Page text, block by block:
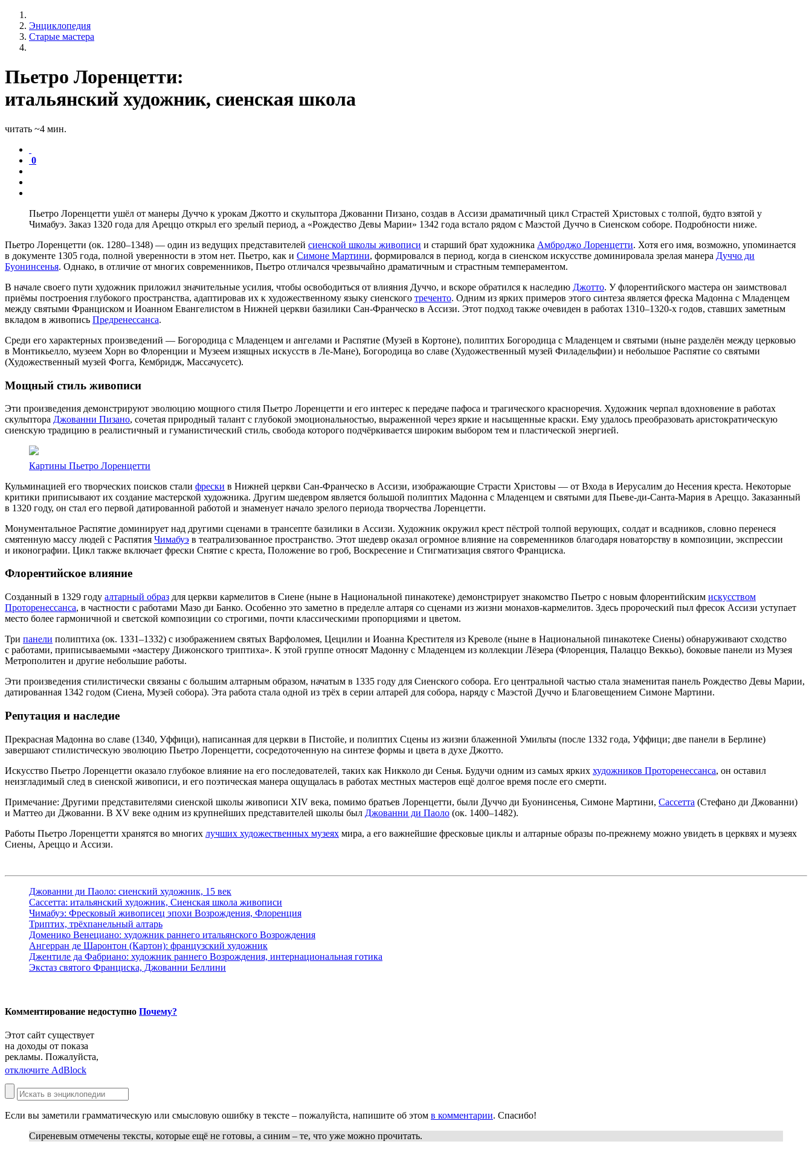
Энциклопедия
Старые мастера
Пьетро Лоренцетти:
итальянский художник, сиенская школа
читать ~4 мин.
0
Пьетро Лоренцетти ушёл от манеры Дуччо к урокам Джотто и скульптора Джованни Пизано, создав в Ассизи драматичный цикл Страстей Христовых с толпой, будто взятой у
Чимабуэ. Заказ 1320 года для Ареццо открыл его зрелый период, а «Рождество Девы Марии» 1342 года встало рядом с Маэстой Дуччо в Сиенском соборе. Подробности ниже.
Пьетро Лоренцетти (ок. 1280–1348) — один из ведущих представителей сиенской школы живописи и старший брат художника Амброджо Лоренцетти. Хотя его имя, возможно, упоминается
в документе 1305 года, полной уверенности в этом нет. Пьетро, как и Симоне Мартини, формировался в период, когда в сиенском искусстве доминировала зрелая манера Дуччо ди
Буонинсенья. Однако, в отличие от многих современников, Пьетро отличался чрезвычайно драматичным и страстным темпераментом.
В начале своего пути художник приложил значительные усилия, чтобы освободиться от влияния Дуччо, и вскоре обратился к наследию Джотто. У флорентийского мастера он заимствовал
приёмы построения глубокого пространства, адаптировав их к художественному языку сиенского треченто. Одним из ярких примеров этого синтеза является фреска Мадонна с Младенцем
между святыми Франциском и Иоанном Евангелистом в Нижней церкви базилики Сан-Франческо в Ассизи. Этот подход также очевиден в работах 1310–1320-х годов, ставших заметным
вкладом в живопись Предренессанса.
Среди его характерных произведений — Богородица с Младенцем и ангелами и Распятие (Музей в Кортоне), полиптих Богородица с Младенцем и святыми (ныне разделён между церковью
в Монтикьелло, музеем Хорн во Флоренции и Музеем изящных искусств в Ле-Мане), Богородица во славе (Художественный музей Филадельфии) и небольшое Распятие со святыми
(Художественный музей Фогга, Кембридж, Массачусетс).
Мощный стиль живописи
Эти произведения демонстрируют эволюцию мощного стиля Пьетро Лоренцетти и его интерес к передаче пафоса и трагического красноречия. Художник черпал вдохновение в работах
скульптора Джованни Пизано, сочетая природный талант с глубокой эмоциональностью, выраженной через яркие и насыщенные краски. Ему удалось преобразовать аристократическую
сиенскую традицию в реалистичный и гуманистический стиль, свобода которого подчёркивается широким выбором тем и пластической энергией.
Картины Пьетро Лоренцетти
Кульминацией его творческих поисков стали фрески в Нижней церкви Сан-Франческо в Ассизи, изображающие Страсти Христовы — от Входа в Иерусалим до Несения креста. Некоторые
критики приписывают их создание мастерской художника. Другим шедевром является большой полиптих Мадонна с Младенцем и святыми для Пьеве-ди-Санта-Мария в Ареццо. Заказанный
в 1320 году, он стал его первой датированной работой и знаменует начало зрелого периода творчества Лоренцетти.
Монументальное Распятие доминирует над другими сценами в трансепте базилики в Ассизи. Художник окружил крест пёстрой толпой верующих, солдат и всадников, словно перенеся
смятенную массу людей с Распятия Чимабуэ в театрализованное пространство. Этот шедевр оказал огромное влияние на современников благодаря новаторству в композиции, экспрессии
и иконографии. Цикл также включает фрески Снятие с креста, Положение во гроб, Воскресение и Стигматизация святого Франциска.
Флорентийское влияние
Созданный в 1329 году алтарный образ для церкви кармелитов в Сиене (ныне в Национальной пинакотеке) демонстрирует знакомство Пьетро с новым флорентийским искусством
Проторенессанса, в частности с работами Мазо ди Банко. Особенно это заметно в пределле алтаря со сценами из жизни монахов-кармелитов. Здесь пророческий пыл фресок Ассизи уступает
место более гармоничной и светской композиции со строгими, почти классическими пропорциями и цветом.
Три панели полиптиха (ок. 1331–1332) с изображением святых Варфоломея, Цецилии и Иоанна Крестителя из Креволе (ныне в Национальной пинакотеке Сиены) обнаруживают сходство
с работами, приписываемыми «мастеру Дижонского триптиха». К этой группе относят Мадонну с Младенцем из коллекции Лёзера (Флоренция, Палаццо Веккьо), боковые панели из Музея
Метрополитен и другие небольшие работы.
Эти произведения стилистически связаны с большим алтарным образом, начатым в 1335 году для Сиенского собора. Его центральной частью стала знаменитая панель Рождество Девы Марии,
датированная 1342 годом (Сиена, Музей собора). Эта работа стала одной из трёх в серии алтарей для собора, наряду с Маэстой Дуччо и Благовещением Симоне Мартини.
Репутация и наследие
Прекрасная Мадонна во славе (1340, Уффици), написанная для церкви в Пистойе, и полиптих Сцены из жизни блаженной Умильты (после 1332 года, Уффици; две панели в Берлине)
завершают стилистическую эволюцию Пьетро Лоренцетти, сосредоточенную на синтезе формы и цвета в духе Джотто.
Искусство Пьетро Лоренцетти оказало глубокое влияние на его последователей, таких как Никколо ди Сенья. Будучи одним из самых ярких художников Проторенессанса, он оставил
неизгладимый след в сиенской живописи, и его поэтическая манера ощущалась в работах местных мастеров ещё долгое время после его смерти.
Примечание: Другими представителями сиенской школы живописи XIV века, помимо братьев Лоренцетти, были Дуччо ди Буонинсенья, Симоне Мартини, Сассетта (Стефано ди Джованни)
и Маттео ди Джованни. В XV веке одним из крупнейших представителей школы был Джованни ди Паоло (ок. 1400–1482).
Работы Пьетро Лоренцетти хранятся во многих лучших художественных музеях мира, а его важнейшие фресковые циклы и алтарные образы по-прежнему можно увидеть в церквях и музеях
Сиены, Ареццо и Ассизи.
Джованни ди Паоло: сиенский художник, 15 век
Сассетта: итальянский художник, Сиенская школа живописи
Чимабуэ: Фресковый живописец эпохи Возрождения, Флоренция
Триптих, трёхпанельный алтарь
Доменико Венециано: художник раннего итальянского Возрождения
Ангерран де Шаронтон (Картон): французский художник
Джентиле да Фабриано: художник раннего Возрождения, интернациональная готика
Экстаз святого Франциска, Джованни Беллини
Комментирование недоступно Почему?
Этот сайт существует
на доходы от показа
рекламы. Пожалуйста,
отключите AdBlock
Если вы заметили грамматическую или смысловую ошибку в тексте – пожалуйста, напишите об этом в комментарии. Спасибо!
Сиреневым отмечены тексты, которые ещё не готовы, а синим – те, что уже можно прочитать.